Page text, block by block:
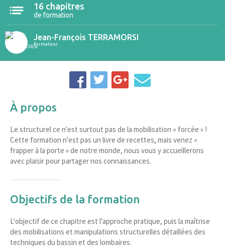
16 chapitres
de formation
Jean-François TERRAMORSI
formateur
À propos
Le structurel ce n'est surtout pas de la mobilisation « forcée » !
Cette formation n'est pas un livre de recettes, mais venez «
frapper à la porte » de notre monde, nous vous y accueillerons
avec plaisir pour partager nos connaissances.
Objectifs de la formation
L'objectif de ce chapitre est l'approche pratique, puis la maîtrise
des mobilisations et manipulations structurelles détaillées des
techniques du bassin et des lombaires.